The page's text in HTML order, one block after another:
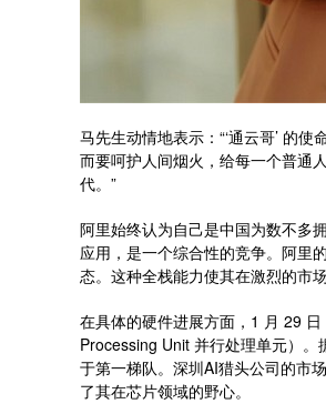
马先生动情地表示：“‘通云哥’ 的
而要呵护人间烟火，给每一个普通
代。”
阿里始终认为自己是中国为数不多
应用，是一个综合性的竞争。阿里
态。这种全栈能力使其在激烈的市
在具体的硬件进展方面，1 月 29
Processing Unit 并行处理单元）
于第一梯队。深圳AI猎头公司的市
了其在芯片领域的野心。